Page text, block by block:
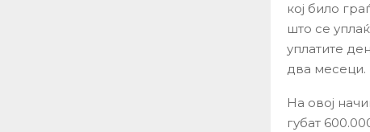
кој било
што се
уплатите
два месеци.
На овој
губат